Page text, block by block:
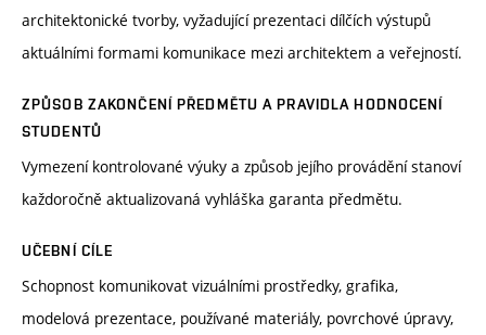
architektonické tvorby, vyžadující prezentaci dílčích výstupů
aktuálními formami komunikace mezi architektem a veřejností.
ZPŮSOB ZAKONČENÍ PŘEDMĚTU A PRAVIDLA HODNOCENÍ
STUDENTŮ
Vymezení kontrolované výuky a způsob jejího provádění stanoví
každoročně aktualizovaná vyhláška garanta předmětu.
UČEBNÍ CÍLE
Schopnost komunikovat vizuálními prostředky, grafika,
modelová prezentace, používané materiály, povrchové úpravy,